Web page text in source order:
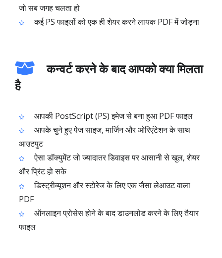
जो सब जगह चलता हो
कई PS फाइलों को एक ही शेयर करने लायक PDF में जोड़ना
कन्वर्ट करने के बाद आपको क्या मिलता
है
आपकी PostScript (PS) इमेज से बना हुआ PDF फाइल
आपके चुने हुए पेज साइज, मार्जिन और ओरिएंटेशन के साथ
आउटपुट
ऐसा डॉक्युमेंट जो ज्यादातर डिवाइस पर आसानी से खुल, शेयर
और प्रिंट हो सके
डिस्ट्रीब्यूशन और स्टोरेज के लिए एक जैसा लेआउट वाला
PDF
ऑनलाइन प्रोसेस होने के बाद डाउनलोड करने के लिए तैयार
फाइल